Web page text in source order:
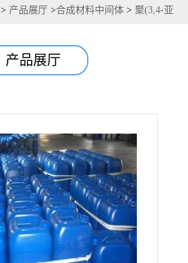
> 产品展厅 >合成材料中间体 > 聚(3,4-亚
产品展厅